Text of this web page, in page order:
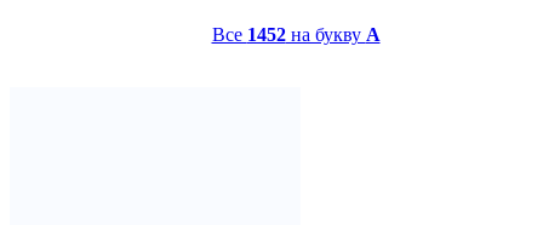
Все 1452на букву A